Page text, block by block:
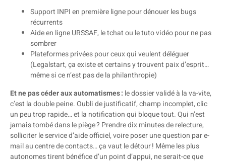
Support INPI en première ligne pour dénouer les bugs
récurrents
Aide en ligne URSSAF, le tchat ou le tuto vidéo pour ne pas
sombrer
Plateformes privées pour ceux qui veulent déléguer
(Legalstart, ça existe et certains y trouvent paix d’esprit…
même si ce n’est pas de la philanthropie)
Et ne pas céder aux automatismes : le dossier validé à la va-vite,
c’est la double peine. Oubli de justificatif, champ incomplet, clic
un peu trop rapide… et la notification qui bloque tout. Qui n’est
jamais tombé dans le piège ? Prendre dix minutes de relecture,
solliciter le service d’aide officiel, voire poser une question par e-
mail au centre de contacts… ça vaut le détour ! Même les plus
autonomes tirent bénéfice d’un point d’appui, ne serait-ce que